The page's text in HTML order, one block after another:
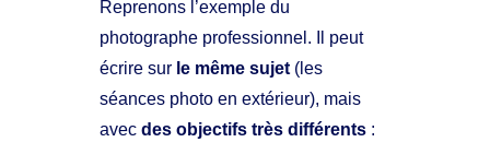
Reprenons l’exemple du
photographe professionnel. Il peut
écrire sur le même sujet (les
séances photo en extérieur), mais
avecdes objectifs très différents :